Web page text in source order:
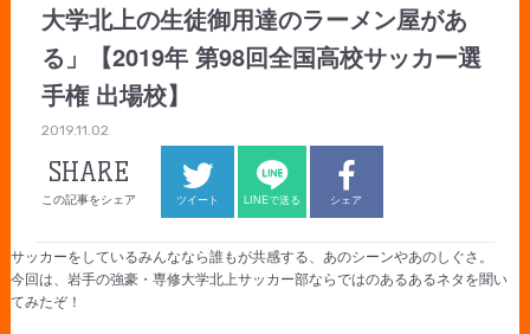
大学北上の生徒御用達のラーメン屋があ
る」【2019年 第98回全国高校サッカー選
手権 出場校】
2019.11.02
SHARE
この記事をシェア ツイート LINEで送る シェア
サッカーをしているみんななら誰もが共感する、あのシーンやあのしぐさ。
今回は、岩手の強豪・専修大学北上サッカー部ならではのあるあるネタを聞い
てみたぞ！